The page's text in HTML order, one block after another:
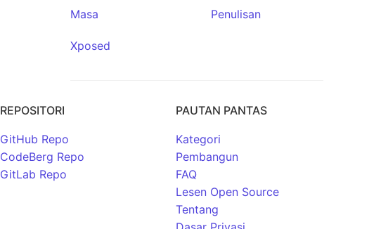
Masa Penulisan
Xposed
REPOSITORI
GitHub Repo
CodeBerg Repo
GitLab Repo
PAUTAN PANTAS
Kategori
Pembangun
FAQ
Lesen Open Source
Tentang